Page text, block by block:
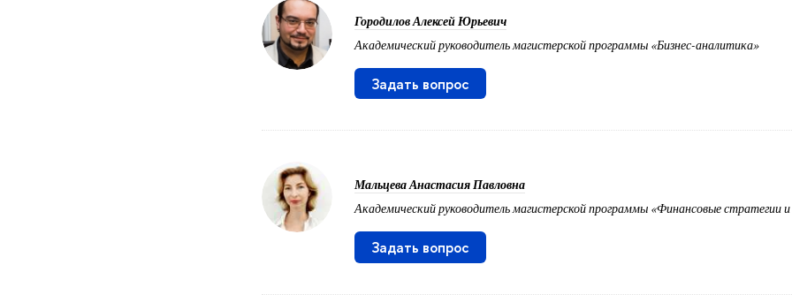
Городилов Алексей Юрьевич
Академический руководитель магистерской программы «Бизнес-аналитика»
Задать вопрос
Мальцева Анастасия Павловна
Академический руководитель магистерской программы «Финансовые стратегии
Задать вопрос